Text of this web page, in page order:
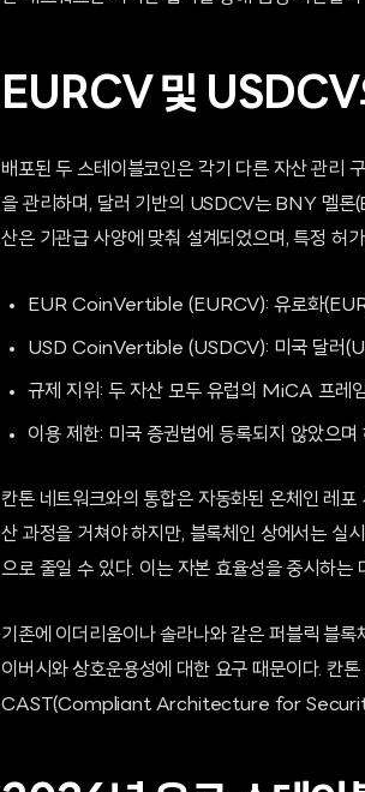
EURCV 및 USDCV
배포된 두 스테이블코인은 각기 다른 자산 관리
을 관리하며, 달러 기반의 USDCV는 BNY 멜론
산은 기관급 사양에 맞춰 설계되었으며, 특정 허
EUR CoinVertible (EURCV): 유로화
USD CoinVertible (USDCV): 미국 달러
규제 지위: 두 자산 모두 유럽의 MiCA 프레
이용 제한: 미국 증권법에 등록되지 않았으
칸톤 네트워크와의 통합은 자동화된 온체인 레
산 과정을 거쳐야 하지만, 블록체인 상에서는 실
으로 줄일 수 있다. 이는 자본 효율성을 중시하는
기존에 이더리움이나 솔라나와 같은 퍼블릭 블
이버시와 상호운용성에 대한 요구 때문이다. 칸
CAST(Compliant Architecture for Security